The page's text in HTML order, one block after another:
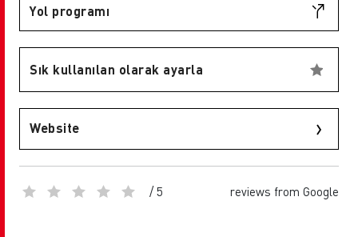
Yol programı
Sık kullanılan olarak ayarla
Website
/ 5 reviews from Google